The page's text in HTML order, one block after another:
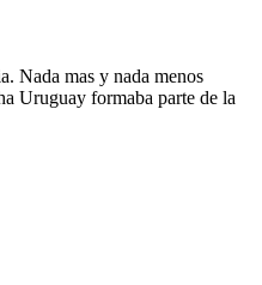
Nada mas y nada menos
Uruguay formaba parte de la